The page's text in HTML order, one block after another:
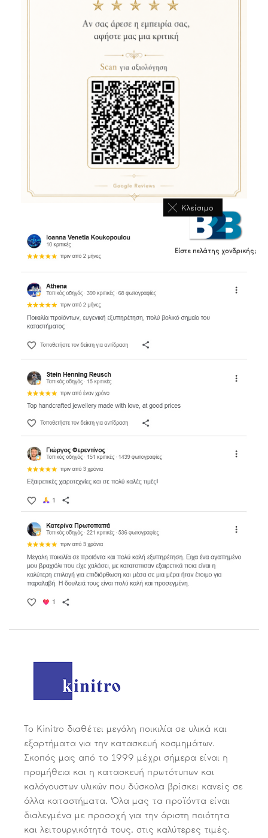
Κλείσιμο
Είστε πελάτης χονδρικής;
Το Kinitro διαθέτει μεγάλη ποικιλία σε υλικά και
εξαρτήματα για την κατασκευή κοσμημάτων.
Σκοπός μας από το 1999 μέχρι σήμερα είναι η
προμήθεια και η κατασκευή πρωτότυπων και
καλόγουστων υλικών που δύσκολα βρίσκει κανείς σε
άλλα καταστήματα. Όλα μας τα προϊόντα είναι
διαλεγμένα με προσοχή για την άριστη ποιότητα
και λειτουργικότητά τους, στις καλύτερες τιμές.